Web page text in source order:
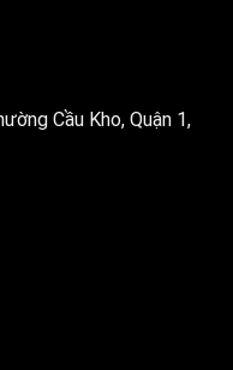
Cầu Kho, Quận 1,